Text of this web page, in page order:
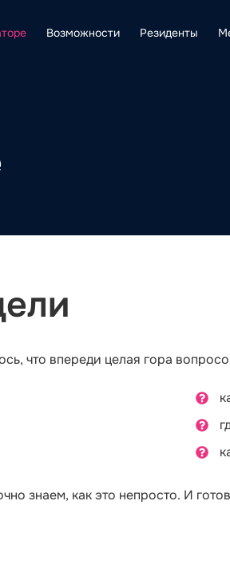
Возможности Резиденты
что впереди целая гора
знаем, как это непросто. И